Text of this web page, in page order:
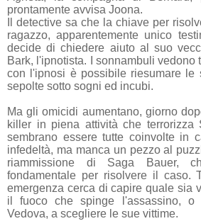
prontamente avvisa Joona.
Il detective sa che la chiave per
ragazzo, apparentemente unico
decide di chiedere aiuto al suo
Bark, l'ipnotista. I sonnambuli vedono
con l'ipnosi è possibile riesumare le
sepolte sotto sogni ed incubi.
Ma gli omicidi aumentano, giorno
killer in piena attività che terrorizza
sembrano essere tutte coinvolte in
infedeltà, ma manca un pezzo al
riammissione di Saga Bauer,
fondamentale per risolvere il caso.
emergenza cerca di capire quale sia
il fuoco che spinge l'assassino, o
Vedova, a scegliere le sue vittime.